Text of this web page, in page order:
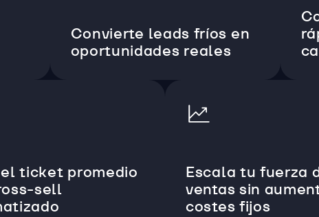
Convierte leads fríos en
oportunidades reales
ticket promedio
sell
Escala tu fuerza
ventas sin
costes fijos